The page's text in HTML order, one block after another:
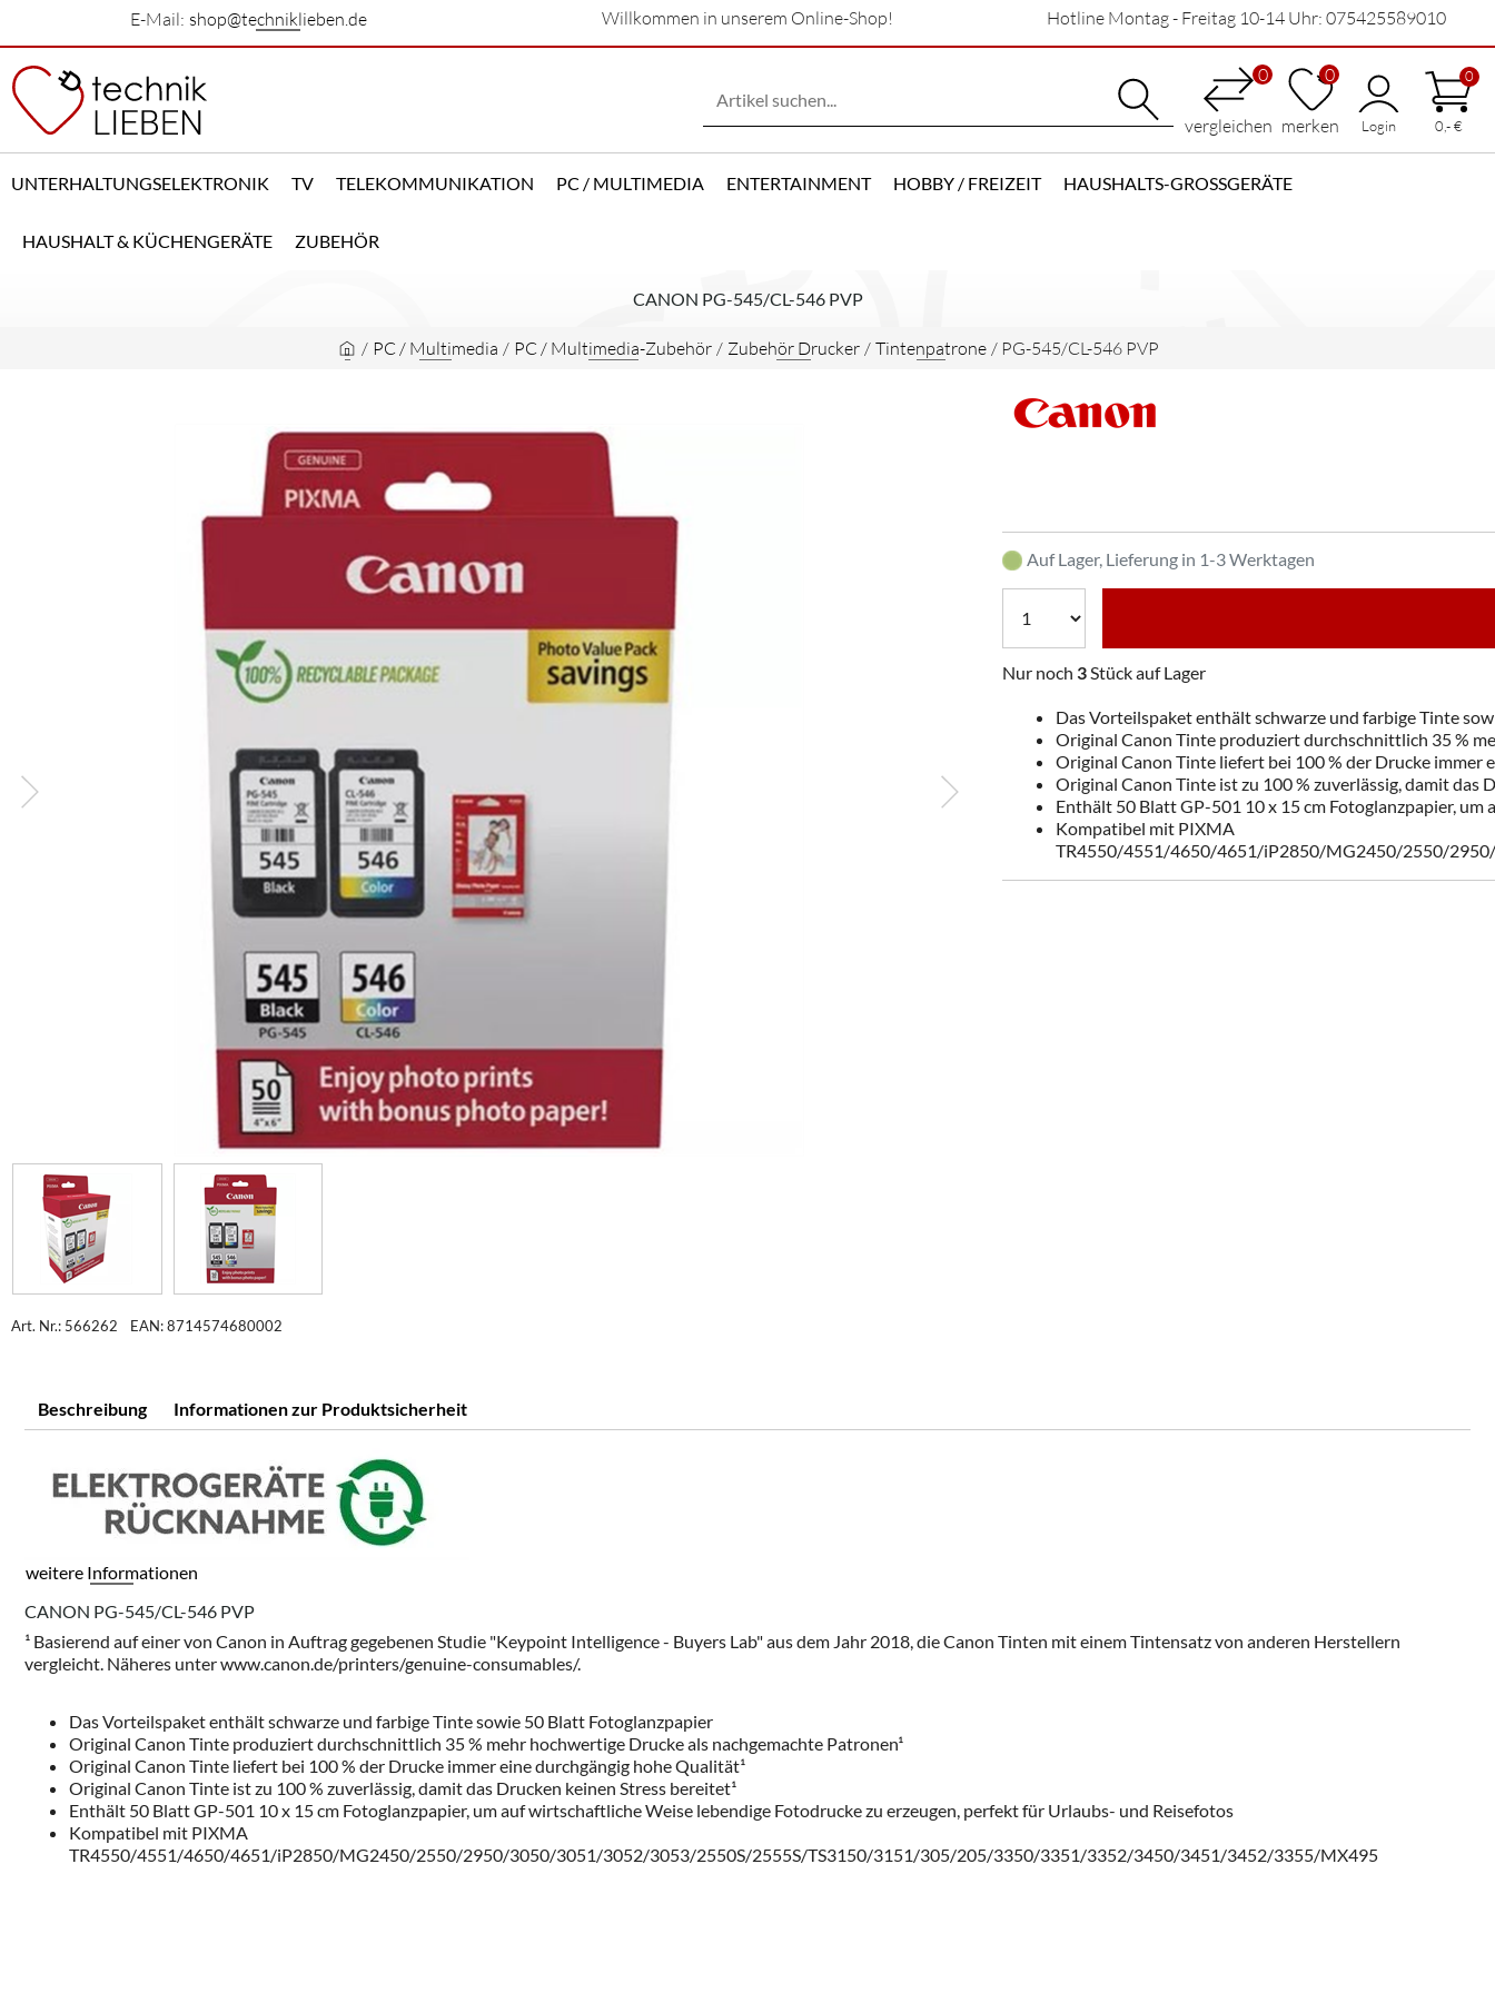
E-Mail: shop@techniklieben.de Willkommen in unserem Online-Shop! Hotline Montag - Freitag 10-14 Uhr: 075425589010
0
vergleichen
0
merken Login
0
0,- €
UNTERHALTUNGSELEKTRONIK TV TELEKOMMUNIKATION PC / MULTIMEDIA ENTERTAINMENT HOBBY / FREIZEIT HAUSHALTS-GROSSGERÄTE
HAUSHALT & KÜCHENGERÄTE ZUBEHÖR
CANON PG-545/CL-546 PVP
/ PC / Multimedia / PC / Multimedia-Zubehör / Zubehör Drucker / Tintenpatrone / PG-545/CL-546 PVP
Art. Nr.: 566262 EAN: 8714574680002
Auf Lager, Lieferung in 1-3 Werktagen
Nur noch 3Stück auf Lager
Das Vorteilspaket enthält schwarze und farbige Tinte
Original Canon Tinte produziert durchschnittlich 35 %
Original Canon Tinte liefert bei 100 % der Drucke immer
Original Canon Tinte ist zu 100 % zuverlässig, damit das
Enthält 50 Blatt GP-501 10 x 15 cm Fotoglanzpapier,
Kompatibel mit PIXMA
TR4550/4551/4650/4651/iP2850/MG2450/2550/
Beschreibung Informationen zur Produktsicherheit
weitere Informationen
CANON PG-545/CL-546 PVP
¹ Basierend auf einer von Canon in Auftrag gegebenen Studie "Keypoint Intelligence - Buyers Lab" aus dem Jahr 2018, die Canon Tinten mit einem Tintensatz von anderen Herstellern
vergleicht. Näheres unterwww.canon.de/printers/genuine-consumables/.
Das Vorteilspaket enthält schwarze und farbige Tinte sowie 50 Blatt Fotoglanzpapier
Original Canon Tinte produziert durchschnittlich 35 % mehr hochwertige Drucke als nachgemachte Patronen¹
Original Canon Tinte liefert bei 100 % der Drucke immer eine durchgängig hohe Qualität¹
Original Canon Tinte ist zu 100 % zuverlässig, damit das Drucken keinen Stress bereitet¹
Enthält 50 Blatt GP-501 10 x 15 cm Fotoglanzpapier, um auf wirtschaftliche Weise lebendige Fotodrucke zu erzeugen, perfekt für Urlaubs- und Reisefotos
Kompatibel mit PIXMA
TR4550/4551/4650/4651/iP2850/MG2450/2550/2950/3050/3051/3052/3053/2550S/2555S/TS3150/3151/305/205/3350/3351/3352/3450/3451/3452/3355/MX495